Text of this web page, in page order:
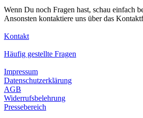
Wenn Du noch Fragen hast, schau einfach
Ansonsten kontaktiere uns über das
Kontakt
Häufig gestellte Fragen
Impressum
Datenschutzerklärung
AGB
Widerrufsbelehrung
Pressebereich